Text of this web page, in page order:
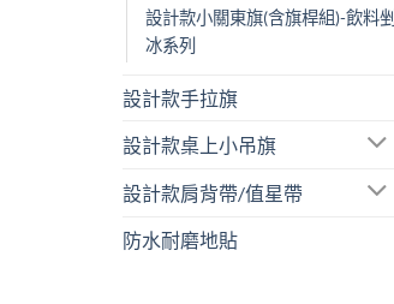
設計款小關東旗(含旗桿組)-飲料剉
冰系列
設計款手拉旗
設計款桌上小吊旗
設計款肩背帶/值星帶
防水耐磨地貼